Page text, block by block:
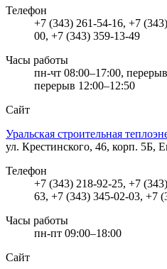
Телефон
+7 (343) 261-54-16, +7
00, +7 (343) 359-13-49
Часы работы
пн-чт 08:00–17:00,
перерыв 12:00–12:50
Сайт
Уральская строительная
ул. Крестинского, 46, корп. 5Б,
Телефон
+7 (343) 218-92-25, +7
63, +7 (343) 345-02-03, +7
Часы работы
пн-пт 09:00–18:00
Сайт